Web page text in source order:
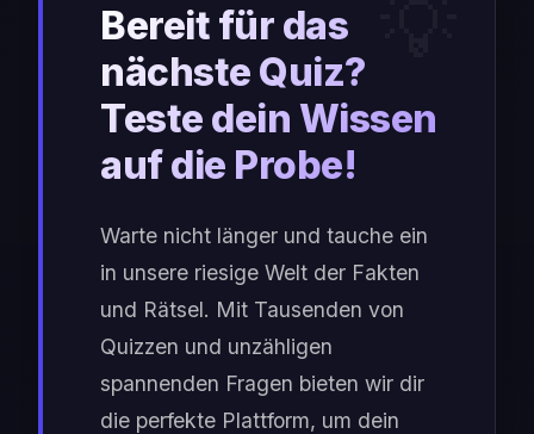
Bereit für das
nächste Quiz?
Teste dein Wissen
auf die Probe!
Warte nicht länger und tauche ein
in unsere riesige Welt der Fakten
und Rätsel. Mit Tausenden von
Quizzen und unzähligen
spannenden Fragen bieten wir dir
die perfekte Plattform, um dein